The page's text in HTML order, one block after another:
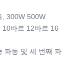
, 300W 500W
바르 12바르 16
파동 및 세 번째 파